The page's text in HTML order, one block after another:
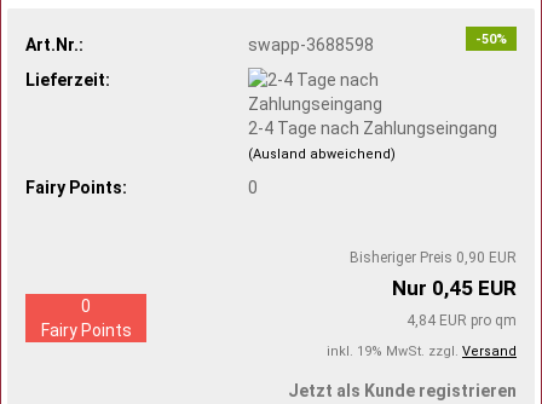
-50%
Art.Nr.:
swapp-3688598
Lieferzeit:
2-4 Tage nach Zahlungseingang
(Ausland abweichend)
Fairy Points: 0
Bisheriger Preis 0,90 EUR
Nur 0,45 EUR
4,84 EUR pro qm
inkl. 19% MwSt. zzgl. Versand
0
Fairy Points
Jetzt als Kunde registrieren